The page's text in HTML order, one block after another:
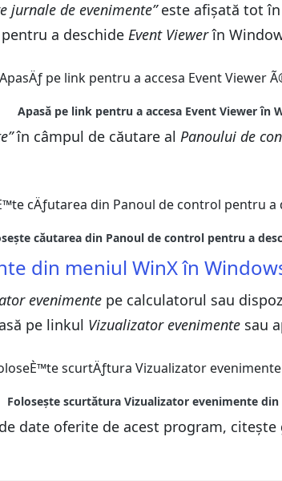
jurnale de evenimente”este afișată tot în
a deschide Event Viewerîn
în câmpul de căutare al Panoului de
din meniul WinX în
evenimente pe calculatorul sau
pe linkul Vizualizator evenimente sau
date oferite de acest program,